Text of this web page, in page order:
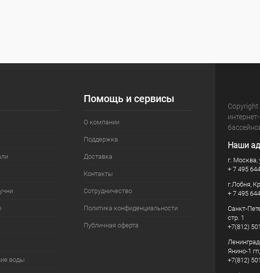
воды
Помощь и сервисы
О компании
Поддержка
Доставка
Контакты
Сотрудничество
Политика конфиденциальности
Публичная оферта
Наши
г. Москва,
+ 7 495
г.Лобня,
+ 7 495
Санкт-
стр. 1
+7(812)
Янино-1
+7(812)